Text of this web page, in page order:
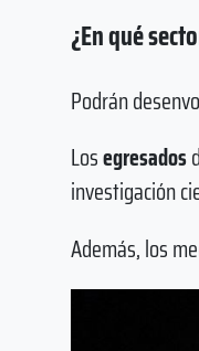
¿En qué
Podrán
Losegresados
investigación
Además, los